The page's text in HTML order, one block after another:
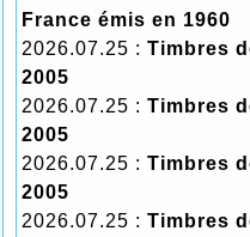
France émis en 1960
2026.07.25 : Timbres
2005
2026.07.25 : Timbres
2005
2026.07.25 : Timbres
2005
2026.07.25 : Timbres